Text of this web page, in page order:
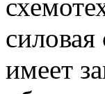
силовая
имеет